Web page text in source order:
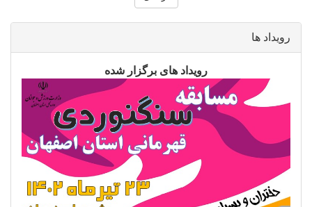
رویداد ها
رویداد های برگزار شده